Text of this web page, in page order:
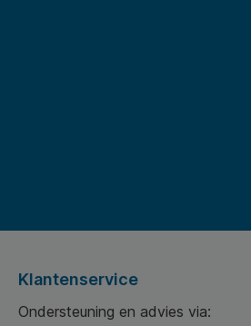
Klantenservice
Ondersteuning en advies via: